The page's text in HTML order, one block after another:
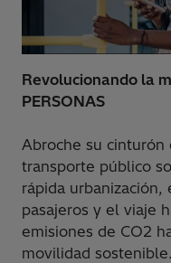
Revolucionando la
PERSONAS
Abroche su cinturón
transporte público
rápida
pasajeros y el viaje
emisiones de CO2
movilidad